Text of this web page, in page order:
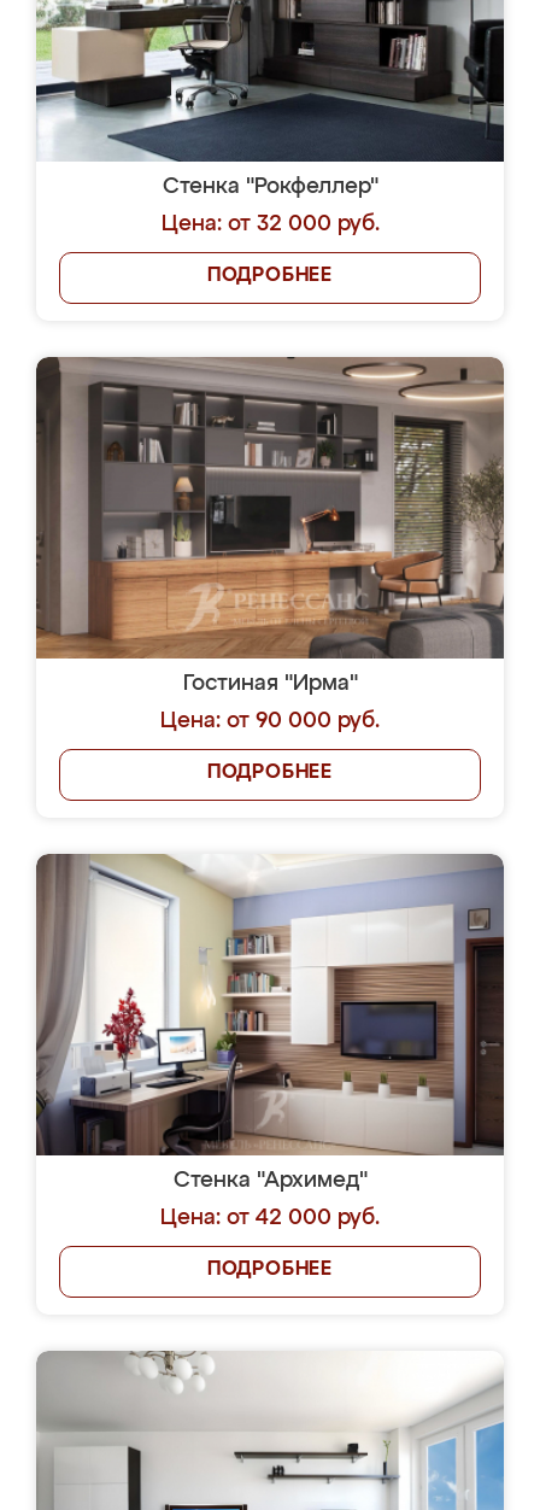
Стенка "Рокфеллер"
Цена: от 32 000 руб.
ПОДРОБНЕЕ
Гостиная "Ирма"
Цена: от 90 000 руб.
ПОДРОБНЕЕ
Стенка "Архимед"
Цена: от 42 000 руб.
ПОДРОБНЕЕ